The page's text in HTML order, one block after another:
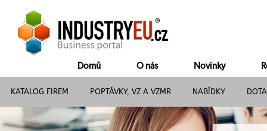
Domů O nás Novinky
KATALOG FIREM POPTÁVKY, VZ A VZMR NABÍDKY